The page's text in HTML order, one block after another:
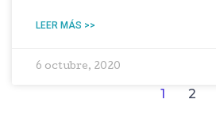
LEER MÁS >>
6 octubre, 2020
1 2